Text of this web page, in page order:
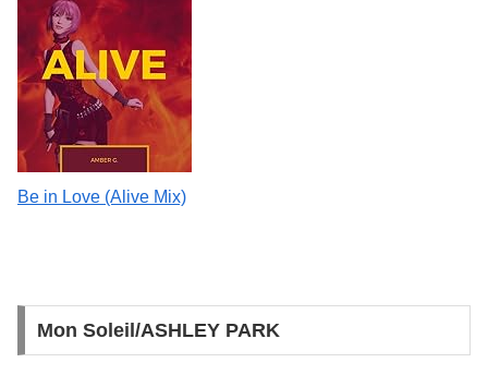
Be in Love (Alive Mix)
Mon Soleil/ASHLEY PARK